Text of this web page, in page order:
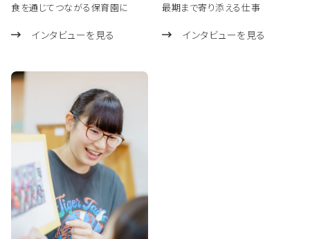
食を通じてつながる保育園に
インタビューを見る
最期まで寄り添える仕事
インタビューを見る